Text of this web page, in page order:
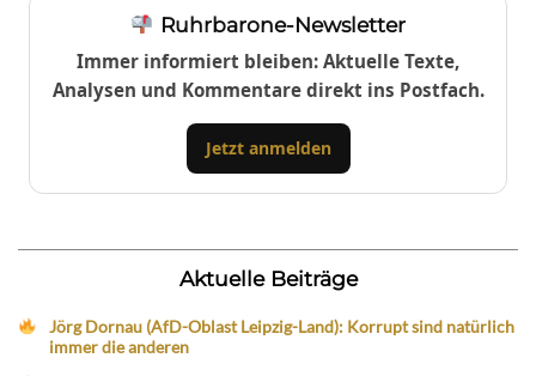
Ruhrbarone-Newsletter
Immer informiert bleiben: Aktuelle Texte,
Analysen und Kommentare direkt ins Postfach.
Jetzt anmelden
Aktuelle Beiträge
Jörg Dornau (AfD-Oblast Leipzig-Land): Korrupt sind natürlich
immer die anderen